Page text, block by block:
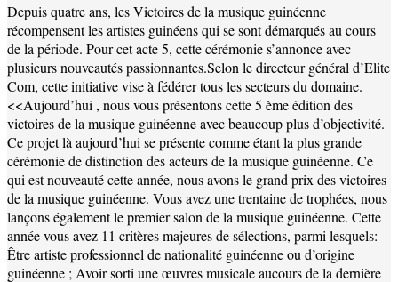
Depuis quatre ans, les Victoires de la musique guinéenne
récompensent les artistes guinéens qui se sont démarqués au cours
de la période. Pour cet acte 5, cette cérémonie s’annonce avec
plusieurs nouveautés passionnantes.Selon le directeur général d’Elite
Com, cette initiative vise à fédérer tous les secteurs du domaine.
<<Aujourd’hui , nous vous présentons cette 5 ème édition des
victoires de la musique guinéenne avec beaucoup plus d’objectivité.
Ce projet là aujourd’hui se présente comme étant la plus grande
cérémonie de distinction des acteurs de la musique guinéenne. Ce
qui est nouveauté cette année, nous avons le grand prix des victoires
de la musique guinéenne. Vous avez une trentaine de trophées, nous
lançons également le premier salon de la musique guinéenne. Cette
année vous avez 11 critères majeures de sélections, parmi lesquels:
Être artiste professionnel de nationalité guinéenne ou d’origine
guinéenne ; Avoir sorti une œuvres musicale aucours de la dernière